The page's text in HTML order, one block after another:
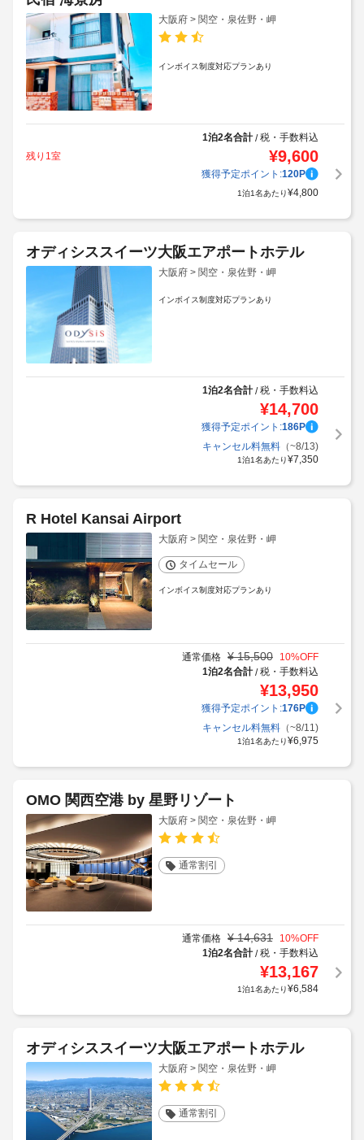
大阪府 > 関空・泉佐野・岬
インボイス制度対応プランあり
1泊2名合計/税・手数料込
残り1室
¥9,600
獲得予定ポイント:120P
1泊1名あたり¥4,800
オディシススイーツ大阪エアポートホテル
大阪府 > 関空・泉佐野・岬
インボイス制度対応プランあり
1泊2名合計/税・手数料込
¥14,700
獲得予定ポイント:186P
キャンセル料無料（~8/13)
1泊1名あたり¥7,350
R Hotel Kansai Airport
大阪府 > 関空・泉佐野・岬
タイムセール
インボイス制度対応プランあり
通常価格 ¥ 15,500 10%OFF
1泊2名合計/税・手数料込
¥13,950
獲得予定ポイント:176P
キャンセル料無料（~8/11)
1泊1名あたり¥6,975
OMO 関西空港 by 星野リゾート
大阪府 > 関空・泉佐野・岬
通常割引
通常価格 ¥ 14,631 10%OFF
1泊2名合計/税・手数料込
¥13,167
1泊1名あたり¥6,584
オディシススイーツ大阪エアポートホテル
大阪府 > 関空・泉佐野・岬
通常割引